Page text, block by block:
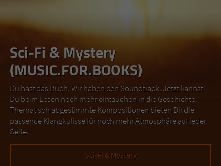
Sci-Fi & Mystery
(MUSIC.FOR.BOOKS)
Du hast das Buch. Wir haben den Soundtrack. Jetzt kannst
Du beim Lesen noch mehr eintauchen in die Geschichte.
Thematisch abgestimmte Kompositionen bieten Dir die
passende Klangkulisse für noch mehr Atmosphäre auf jeder
Seite.
Sci-Fi & Mystery